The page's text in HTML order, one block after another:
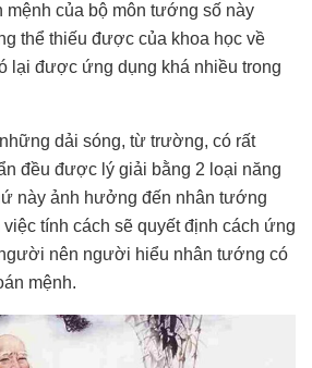
mệnh của bộ môn tướng số này
thể thiếu được của khoa học về
lại được ứng dụng khá nhiều trong
dải sóng, từ trường, có rất
đều được lý giải bằng 2 loại năng
này ảnh hưởng đến nhân tướng
tính cách sẽ quyết định cách ứng
nên người hiểu nhân tướng có
mệnh.